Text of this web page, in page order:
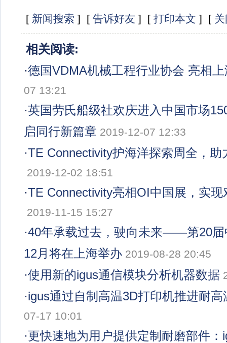
[ 新闻搜索 ] [ 告诉好友 ] [ 打印本文 ] [
相关阅读:
·德国VDMA机械工程行业协会 亮相
07 13:21
·英国劳氏船级社欢庆进入中国市场
启同行新篇章 2019-12-07 12:33
·TE Connectivity护海洋探索周全，助
2019-12-02 18:51
·TE Connectivity亮相OI中国展，实
2019-11-15 15:27
·40年承载过去，驶向未来——第20届
12月将在上海举办 2019-08-28 20:45
·使用新的igus通信模块分析机器数据
·igus通过自制高温3D打印机推进耐
07-17 10:01
·更快速地为用户提供定制耐磨部件